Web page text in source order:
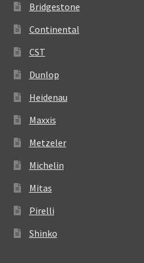
Bridgestone
Continental
CST
Dunlop
Heidenau
Maxxis
Metzeler
Michelin
Mitas
Pirelli
Shinko